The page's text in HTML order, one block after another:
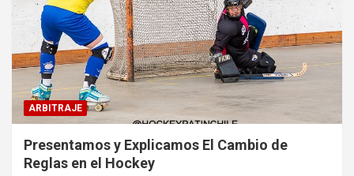
ARBITRAJE
Presentamos y Explicamos El Cambio de
Reglas en el Hockey